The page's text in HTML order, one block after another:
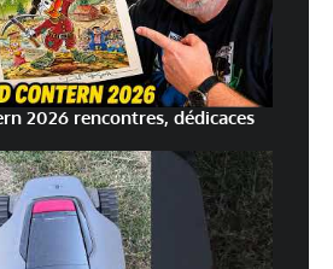
2026 rencontres, dédicaces